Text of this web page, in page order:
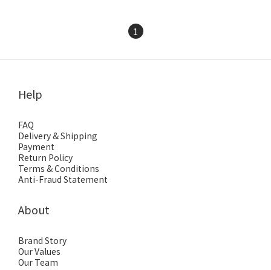
1
Help
FAQ
Delivery & Shipping
Payment
Return Policy
Terms & Conditions
Anti-Fraud Statement
About
Brand Story
Our Values
Our Team